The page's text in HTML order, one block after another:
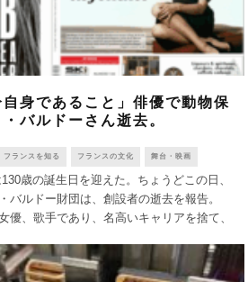
自身であること」俳優で動物保
バルドーさん逝去。
フランスを知る フランスの文化 舞台・映画
歳の誕生日を迎えた。ちょうどこの日、
バルドー財団は、創設者の逝去を報告。
優、歌手であり、名高いキャリアを捨て、